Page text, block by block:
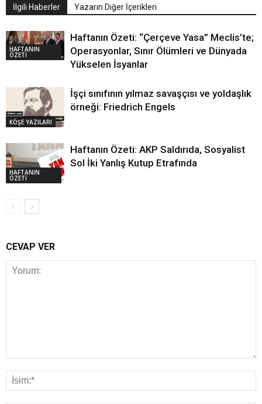
İlgili Haberler Yazarın Diğer İçerikleri
HAFTANIN
ÖZETİ
Haftanın Özeti: “Çerçeve Yasa” Meclis’te;
Operasyonlar, Sınır Ölümleri ve Dünyada
Yükselen İsyanlar
KÖŞE YAZILARI
İşçi sınıfının yılmaz savaşçısı ve yoldaşlık
örneği: Friedrich Engels
HAFTANIN
ÖZETİ
Haftanın Özeti: AKP Saldırıda, Sosyalist
Sol İki Yanlış Kutup Etrafında
CEVAP VER